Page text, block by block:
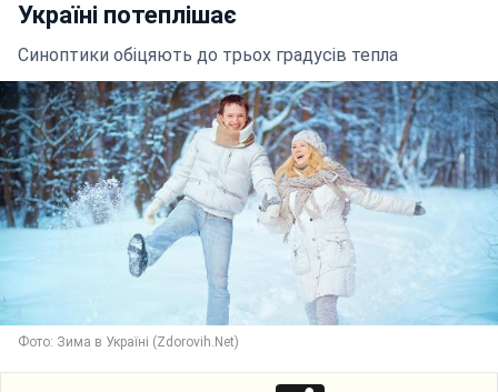
Україні потеплішає
Синоптики обіцяють до трьох градусів тепла
Фото: Зима в Україні (Zdorovih.Net)